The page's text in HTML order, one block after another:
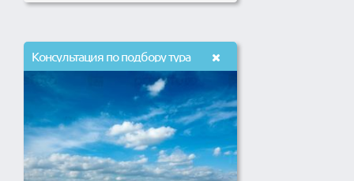
Консультация по подбору тура